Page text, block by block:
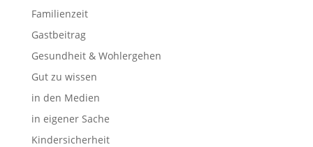
Familienzeit
Gastbeitrag
Gesundheit & Wohlergehen
Gut zu wissen
in den Medien
in eigener Sache
Kindersicherheit